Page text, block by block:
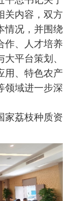
关内容，双方
情况，并围绕
作、人才培养
平台策划、
用、特色农产
领域进一步深
荔枝种质资